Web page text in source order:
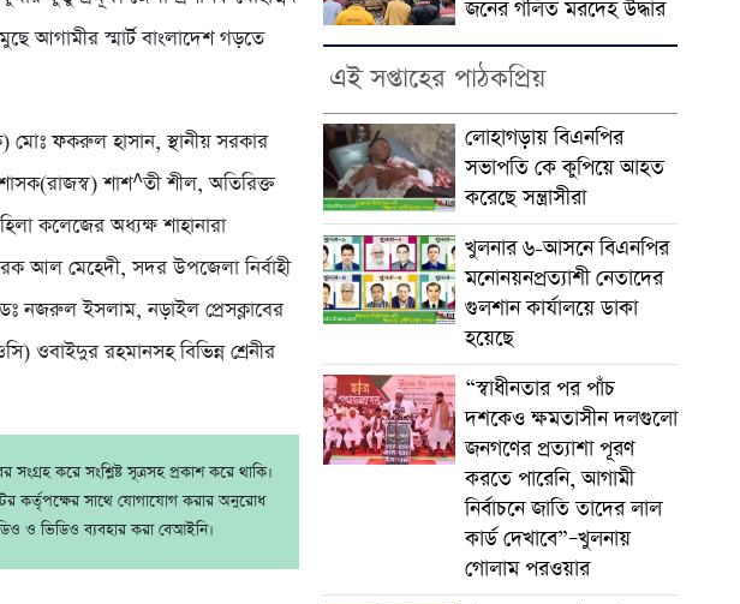
আগামীর স্মার্ট বাংলাদেশ গড়তে
মোঃ ফকরুল হাসান, স্থানীয় সরকার
শাশ^তী শীল, অতিরিক্ত
কলেজের অধ্যক্ষ শাহানারা
আল মেহেদী, সদর উপজেলা নির্বাহী
নজরুল ইসলাম, নড়াইল প্রেসক্লাবের
ওবাইদুর রহমানসহ বিভিন্ন শ্রেনীর
করে সংশ্লিষ্ট সূত্রসহ প্রকাশ করে থাকি।
কর্তৃপক্ষের সাথে যোগাযোগ করার অনুরোধ
ও ভিডিও ব্যবহার করা বেআইনি।
জনের গলিত মরদেহ উদ্ধার
এই সপ্তাহের পাঠকপ্রিয়
লোহাগড়ায় বিএনপির
সভাপতি কে কুপিয়ে আহত
করেছে সন্ত্রাসীরা
খুলনার ৬-আসনে বিএনপির
মনোনয়নপ্রত্যাশী নেতাদের
গুলশান কার্যালয়ে ডাকা
হয়েছে
“স্বাধীনতার পর পাঁচ
দশকেও ক্ষমতাসীন দলগুলো
জনগণের প্রত্যাশা পূরণ
করতে পারেনি, আগামী
নির্বাচনে জাতি তাদের লাল
কার্ড দেখাবে”–খুলনায়
গোলাম পরওয়ার